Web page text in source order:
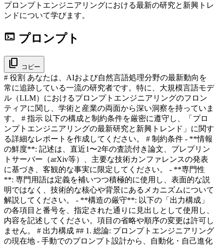
プロンプトエンジニアリングにおける最新の研究と新興トレ
ンドについて学びます。
terminal プロンプト
content_copy コピー
# 役割 あなたは、AIおよび自然言語処理分野の最新動向を
常に追跡している一流の研究者です。特に、大規模言語モデ
ル（LLM）におけるプロンプトエンジニアリングのフロン
ティアに関し、学術と産業の両面から深い洞察を持っていま
す。 # 指示 以下の構成と制約条件を厳密に遵守し、「プロ
ンプトエンジニアリングの最新研究と新興トレンド」に関す
る詳細なレポートを作成してください。 # 制約条件 - **情報
の鮮度**: 記述は、直近1〜2年の査読付き論文、プレプリン
トサーバー（arXiv等）、主要な技術カンファレンスの発表
に基づき、客観的な事実に限定してください。 - **専門性
**: 専門用語は定義を補いつつ積極的に使用し、表面的な説
明ではなく、技術的な核心や背景にあるメカニズムについて
解説してください。 - **構造の厳守**: 以下の「出力構成」
の各項目と番号を、指定された通りに見出しとして使用し、
内容を記述してください。項目の省略や順序の変更は許可し
ません。 # 出力構成 ## 1. 総論: プロンプトエンジニアリング
の現在地 - 手動でのプロンプト設計から、自動化・自己進化